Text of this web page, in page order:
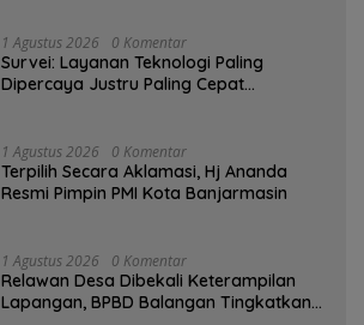
1 Agustus 2026 0 Komentar
Survei: Layanan Teknologi Paling
Dipercaya Justru Paling Cepat
1 Agustus 2026 0 Komentar
‎Terpilih Secara Aklamasi, Hj Ananda
Resmi Pimpin PMI Kota Banjarmasin
1 Agustus 2026 0 Komentar
Relawan Desa Dibekali Keterampilan
Lapangan, BPBD Balangan Tingkatkan